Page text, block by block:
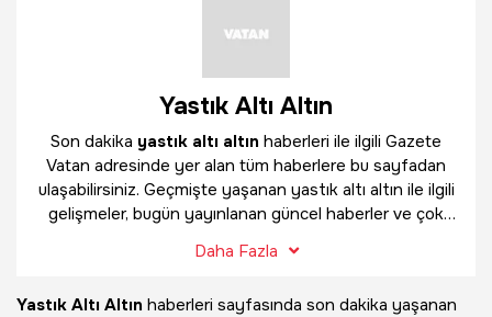
Yastık Altı Altın
Son dakika yastık altı altın haberleri ile ilgili Gazete
Vatan adresinde yer alan tüm haberlere bu sayfadan
ulaşabilirsiniz. Geçmişte yaşanan yastık altı altın ile ilgili
gelişmeler, bugün yayınlanan güncel haberler ve çok
bulabilirsiniz.
Daha Fazla
Yastık Altı Altın haberleri sayfasında son dakika yaşanan